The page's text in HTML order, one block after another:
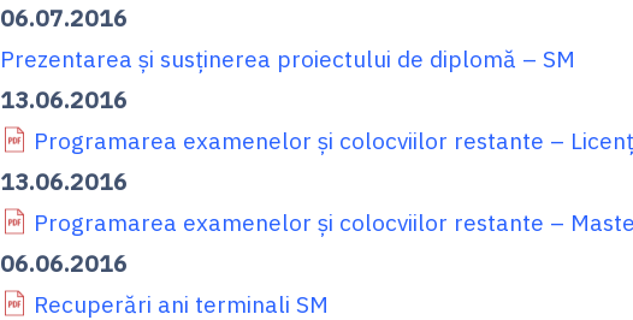
06.07.2016
Prezentarea şi susţinerea proiectului de diplomă – SM
13.06.2016
Programarea examenelor și colocviilor restante –
13.06.2016
Programarea examenelor și colocviilor restante –
06.06.2016
Recuperări ani terminali SM